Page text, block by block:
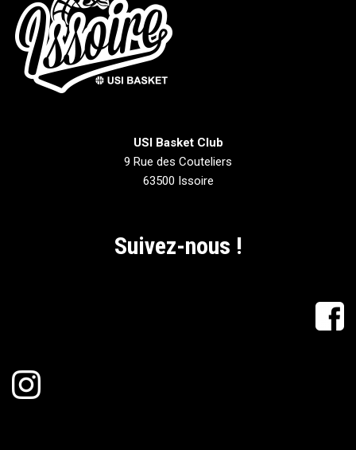
USI Basket Club
9 Rue des Couteliers
63500 Issoire
Suivez-nous !